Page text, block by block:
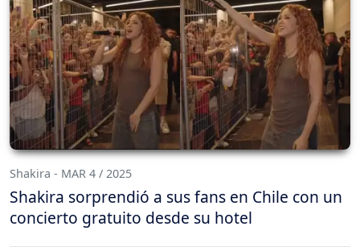
Shakira - MAR 4 / 2025
Shakira sorprendió a sus fans en Chile con un
concierto gratuito desde su hotel